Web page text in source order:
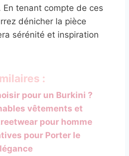
En tenant compte de ces
dénicher la pièce
sérénité et inspiration
:
pour un Burkini ?
vêtements et
pour homme
pour Porter le